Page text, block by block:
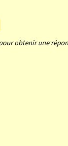
obtenir une